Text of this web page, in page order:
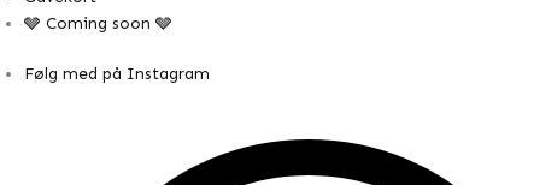
🩶 Coming soon 🩶
Følg med på Instagram